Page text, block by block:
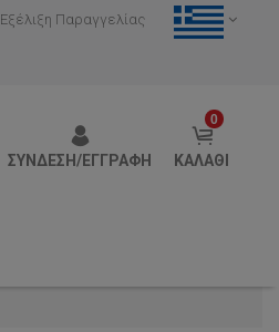
Εξέλιξη Παραγγελίας
ΣΎΝΔΕΣΗ/ΕΓΓΡΑΦΉ
0
ΚΑΛΆΘΙ